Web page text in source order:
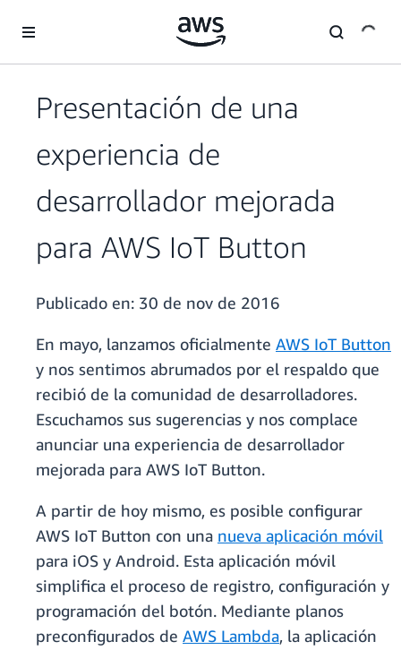
Presentación de una
experiencia de
desarrollador mejorada
para AWS IoT Button
Publicado en: 30 de nov de 2016
En mayo, lanzamos oficialmente AWS IoT Button
y nos sentimos abrumados por el respaldo que
recibió de la comunidad de desarrolladores.
Escuchamos sus sugerencias y nos complace
anunciar una experiencia de desarrollador
mejorada para AWS IoT Button.
A partir de hoy mismo, es posible configurar
AWS IoT Button con una nueva aplicación móvil
para iOS y Android. Esta aplicación móvil
simplifica el proceso de registro, configuración y
programación del botón. Mediante planos
preconfigurados de AWS Lambda, la aplicación